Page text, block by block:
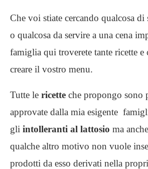
Che voi stiate cercando qualcosa di
o qualcosa da servire a una cena
famiglia qui troverete tante ricette e
creare il vostro menu.
Tutte le ricette che propongo sono
approvate dalla mia esigente
gli intolleranti al lattosio ma
qualche altro motivo non vuole
prodotti da esso derivati nella